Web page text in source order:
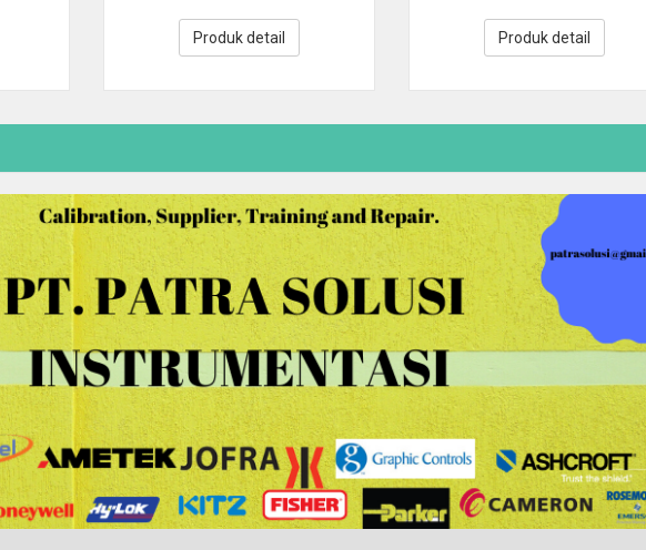
Produk detail Produk detail